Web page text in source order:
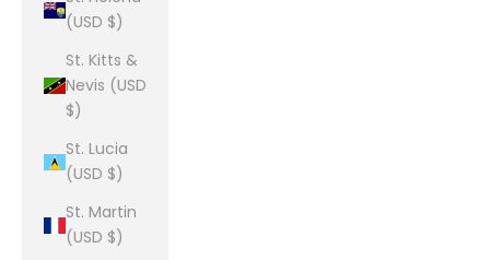
(USD $)
St. Kitts &
Nevis (USD
$)
St. Lucia
(USD $)
St. Martin
(USD $)